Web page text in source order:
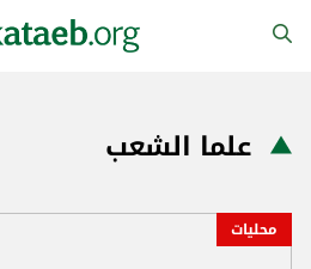
علما الشعب
محليات